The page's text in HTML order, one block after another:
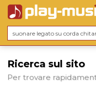
Ricerca sul sito
Per trovare